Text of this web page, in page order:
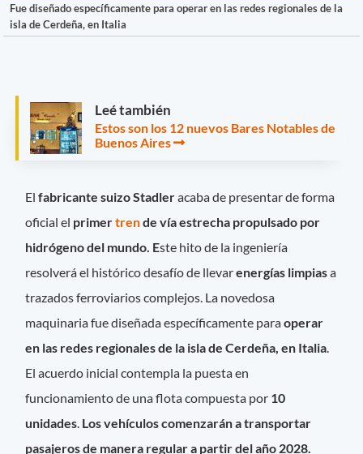
Fue diseñado específicamente para operar en las redes regionales de la
isla de Cerdeña, en Italia
Leé también
Estos son los 12 nuevos Bares Notables de
Buenos Aires
Elfabricante suizo Stadleracaba de presentar de forma
oficial el primertrende vía estrecha propulsado por
hidrógeno del mundo. Este hito de la ingeniería
resolverá el histórico desafío de llevarenergías limpiasa
trazados ferroviarios complejos. La novedosa
maquinaria fue diseñada específicamente paraoperar
en las redes regionales de la isla de Cerdeña, en Italia.
El acuerdo inicial contempla la puesta en
funcionamiento de una flota compuesta por 10
unidades. Los vehículos comenzarán a transportar
pasajeros de manera regular a partir del año 2028.